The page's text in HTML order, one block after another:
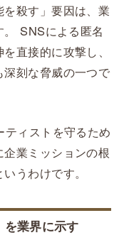
殺す」要因は、業
SNSによる匿名
直接的に攻撃し、
刻な脅威の一つで
ィストを守るため
業ミッションの根
うわけです。
業界に示す